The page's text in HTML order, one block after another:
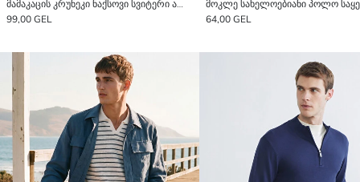
მამაკაცის კრუნეკი ნაქსოვი სვიტერი ალმასის ნიმუშით.
99,00 GEL
64,00 GEL